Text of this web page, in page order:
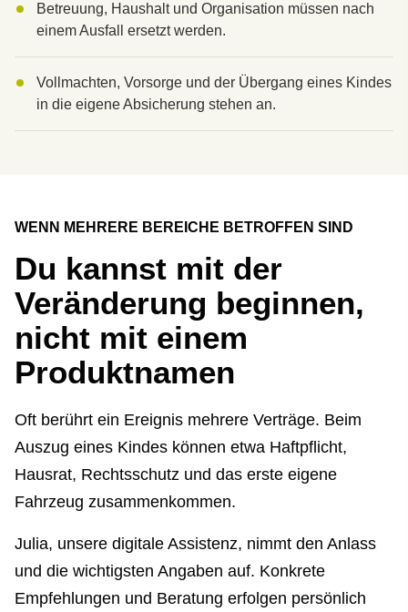
Betreuung, Haushalt und Organisation müssen nach
einem Ausfall ersetzt werden.
Vollmachten, Vorsorge und der Übergang eines Kindes
in die eigene Absicherung stehen an.
WENN MEHRERE BEREICHE BETROFFEN SIND
Du kannst mit der
Veränderung beginnen,
nicht mit einem
Produktnamen
Oft berührt ein Ereignis mehrere Verträge. Beim
Auszug eines Kindes können etwa Haft­pflicht,
Hausrat, Rechtsschutz und das erste eigene
Fahrzeug zusammenkommen.
Julia, unsere digitale Assistenz, nimmt den Anlass
und die wichtigsten Angaben auf. Konkrete
Empfehlungen und Beratung erfolgen persönlich